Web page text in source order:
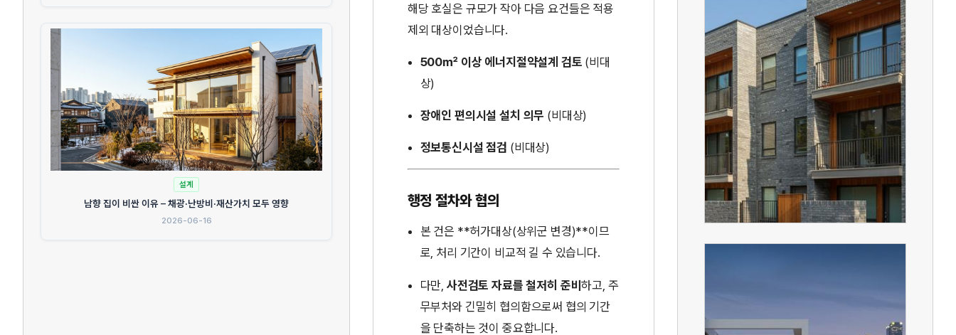
설계
남향 집이 비싼 이유 – 채광·난방비·재산가치 모두 영향
2026-06-16
해당 호실은 규모가 작아 다음 요건들은 적용
제외 대상이었습니다.
500㎡ 이상 에너지절약설계 검토 (비대
상)
장애인 편의시설 설치 의무 (비대상)
정보통신시설 점검 (비대상)
행정 절차와 협의
본 건은 **허가대상(상위군 변경)**이므
로, 처리 기간이 비교적 길 수 있습니다.
다만, 사전검토 자료를 철저히 준비하고, 주
무부처와 긴밀히 협의함으로써 협의 기간
을 단축하는 것이 중요합니다.